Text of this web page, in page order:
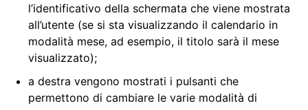
l’identificativo della schermata che viene mostrata
all’utente (se si sta visualizzando il calendario in
modalità mese, ad esempio, il titolo sarà il mese
visualizzato);
a destra vengono mostrati i pulsanti che
permettono di cambiare le varie modalità di